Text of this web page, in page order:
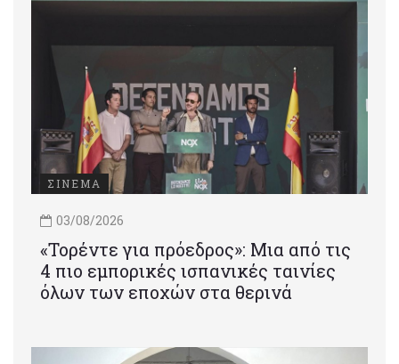
ΣΙΝΕΜΑ
03/08/2026
«Τορέντε για πρόεδρος»: Mια από τις
4 πιο εμπορικές ισπανικές ταινίες
όλων των εποχών στα θερινά